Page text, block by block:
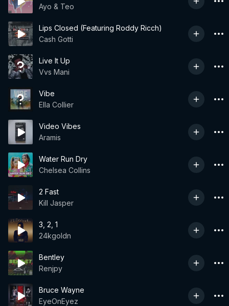
Ayo & Teo
Lips Closed (Featuring Roddy Ricch)
Cash Gotti
Live It Up
Vvs Mani
Vibe
Ella Collier
Video Vibes
Aramis
Water Run Dry
Chelsea Collins
2 Fast
Kill Jasper
3, 2, 1
24kgoldn
Bentley
Renjpy
Bruce Wayne
EyeOnEyez